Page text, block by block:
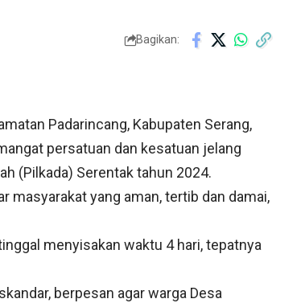
Bagikan:
Padarincang, Kabupaten Serang,
persatuan dan kesatuan jelang
(Pilkada) Serentak tahun 2024.
masyarakat yang aman, tertib dan damai,
menyisakan waktu 4 hari, tepatnya
berpesan agar warga Desa